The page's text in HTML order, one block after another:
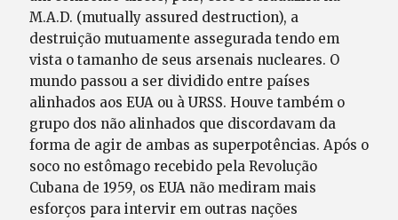
M.A.D. (mutually assured destruction), a
destruição mutuamente assegurada tendo em
vista o tamanho de seus arsenais nucleares. O
mundo passou a ser dividido entre países
alinhados aos EUA ou à URSS. Houve também o
grupo dos não alinhados que discordavam da
forma de agir de ambas as superpotências. Após o
soco no estômago recebido pela Revolução
Cubana de 1959, os EUA não mediram mais
esforços para intervir em outras nações